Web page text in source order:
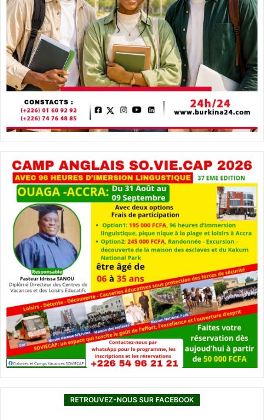
RETROUVEZ-NOUS SUR FACEBOOK